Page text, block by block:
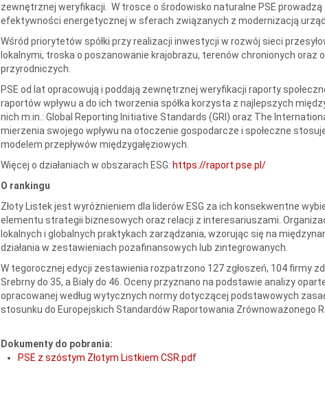
zewnętrznej weryfikacji. W trosce o środowisko naturalne PSE
efektywności energetycznej w sferach związanych z modernizacją
Wśród priorytetów spółki przy realizacji inwestycji w rozwój sieci
lokalnymi, troska o poszanowanie krajobrazu, terenów chronionych
przyrodniczych.
PSE od lat opracowują i poddają zewnętrznej weryfikacji raporty
raportów wpływu a do ich tworzenia spółka korzysta z najlepszych
nich m.in.: Global Reporting Initiative Standards (GRI) oraz The
mierzenia swojego wpływu na otoczenie gospodarcze i społeczne
modelem przepływów międzygałęziowych.
Więcej o działaniach w obszarach ESG: https://raport.pse.pl/
O rankingu
Złoty Listek jest wyróżnieniem dla liderów ESG za ich konsekwentne
elementu strategii biznesowych oraz relacji z interesariuszami.
lokalnych i globalnych praktykach zarządzania, wzorując się na
działania w zestawieniach pozafinansowych lub zintegrowanych.
W tegorocznej edycji zestawienia rozpatrzono 127 zgłoszeń, 104 firmy
Srebrny do 35, a Biały do 46. Oceny przyznano na podstawie analizy
opracowanej według wytycznych normy dotyczącej podstawowych
stosunku do Europejskich Standardów Raportowania Zrównoważonego
Dokumenty do pobrania:
PSE z szóstym Złotym Listkiem CSR.pdf